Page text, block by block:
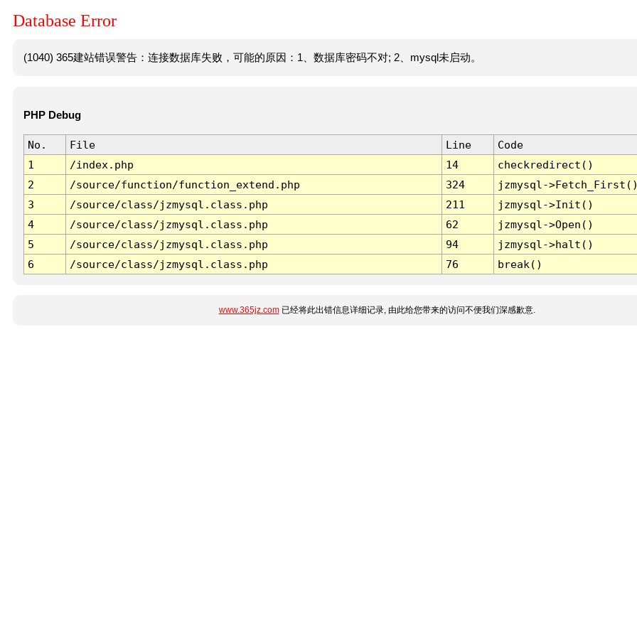
Database Error
(1040) 365建站错误警告：连接数据库失败，可能的原因：1、数据库密码不对; 2、mysql未启动。
PHP Debug
No. File Line
Code
1
/index.php 14
checkredirect()
2
/source/function/function_extend.php 324
jzmysql-
3
/source/class/jzmysql.class.php 211
jzmysql->Init()
4
/source/class/jzmysql.class.php 62
jzmysql->Open()
5
/source/class/jzmysql.class.php 94
jzmysql->halt()
6
/source/class/jzmysql.class.php 76 break()
www.365jz.com已经将此出错信息详细记录, 由此给您带来的访问不便我们深感歉意.